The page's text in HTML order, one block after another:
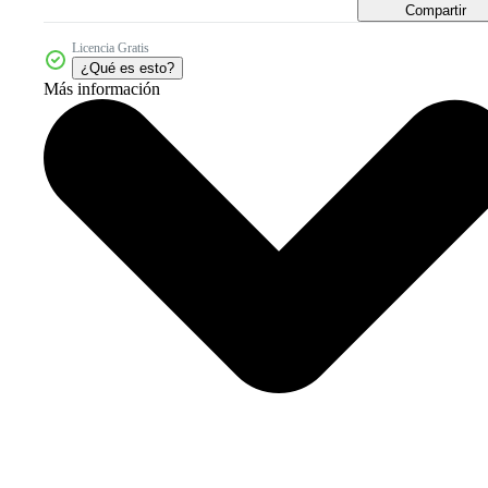
Compartir
Licencia Gratis
¿Qué es esto?
Más información